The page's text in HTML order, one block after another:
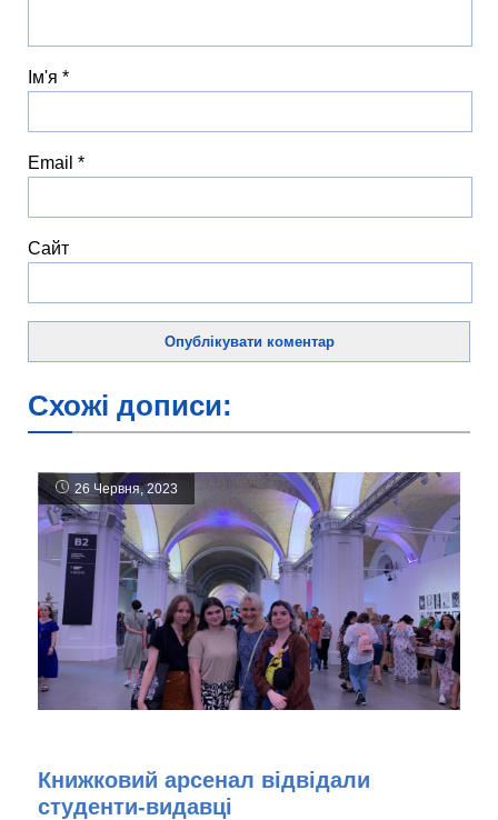
Ім'я *
Email *
Сайт
Схожі дописи:
26 Червня, 2023
Книжковий арсенал відвідали
студенти-видавці